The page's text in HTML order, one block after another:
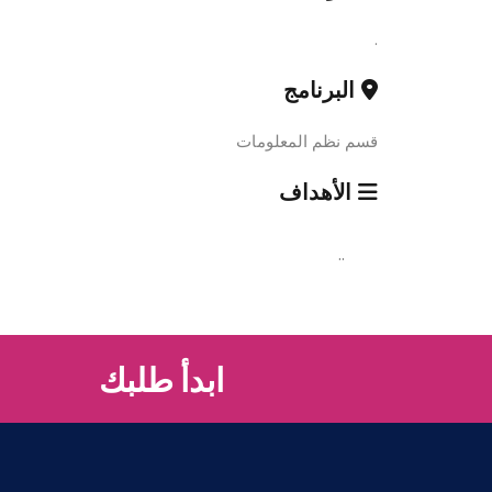
.
البرنامج
قسم نظم المعلومات
الأهداف
..
ابدأ طلبك